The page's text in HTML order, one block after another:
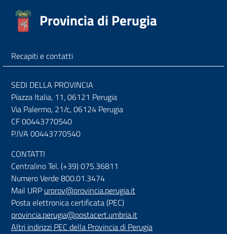
Provincia di Perugia
Recapiti e contatti
SEDI DELLA PROVINCIA
Piazza Italia, 11, 06121 Perugia
Via Palermo, 21/c, 06124 Perugia
CF 00443770540
P.IVA 00443770540
CONTATTI
Centralino Tel. (+39) 075.36811
Numero Verde 800.01.3474
Mail URP urprov@provincia.perugia.it
Posta elettronica certificata (PEC)
provincia.perugia@postacert.umbria.it
Altri indirizzi PEC della Provincia di Perugia